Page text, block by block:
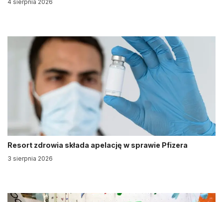
4 sierpnia 2026
Resort zdrowia składa apelację w sprawie Pfizera
3 sierpnia 2026